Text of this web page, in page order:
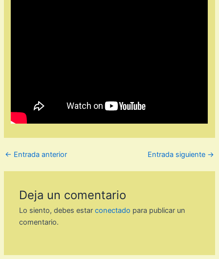
← Entrada anterior Entrada siguiente →
Deja un comentario
Lo siento, debes estarconectado para publicar un
comentario.